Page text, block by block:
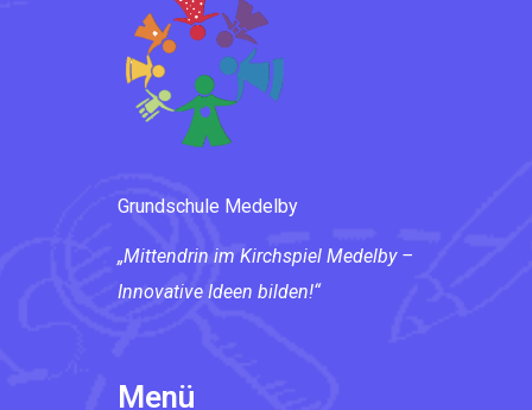
Grundschule Medelby
„Mittendrin im Kirchspiel Medelby –
Innovative Ideen bilden!“
Menü